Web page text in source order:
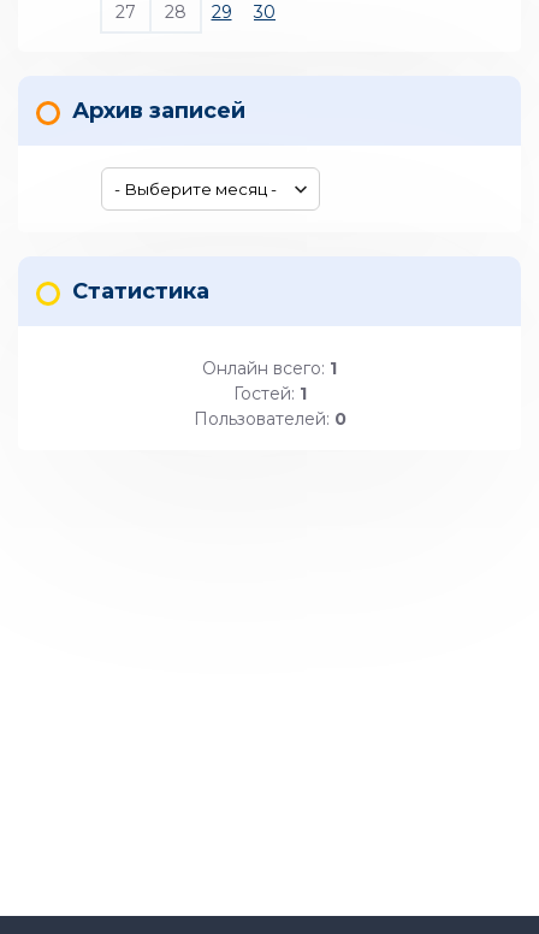
27
28 29 30
Архив записей
Статистика
Онлайн всего: 1
Гостей: 1
Пользователей: 0